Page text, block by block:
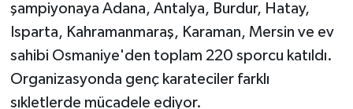
şampiyonaya Adana, Antalya, Burdur, Hatay,
Isparta, Kahramanmaraş, Karaman, Mersin ve ev
sahibi Osmaniye'den toplam 220 sporcu katıldı.
Organizasyonda genç karateciler farklı
sıkletlerde mücadele ediyor.